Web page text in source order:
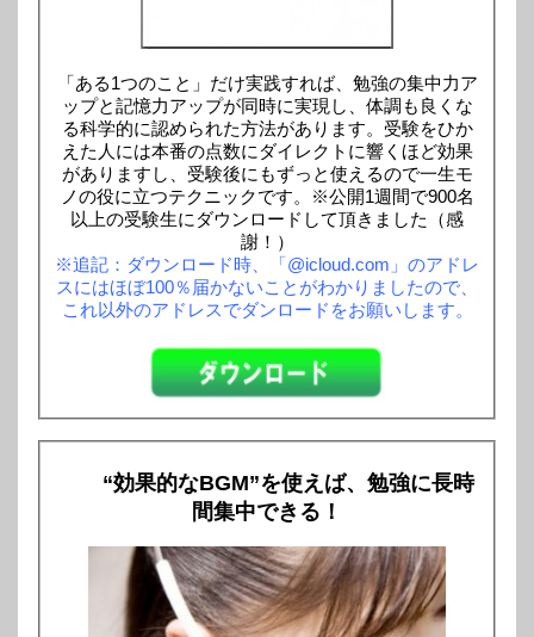
「ある1つのこと」だけ実践すれば、勉強の集中力ア
ップと記憶力アップが同時に実現し、体調も良くな
る科学的に認められた方法があります。受験をひか
えた人には本番の点数にダイレクトに響くほど効果
がありますし、受験後にもずっと使えるので一生モ
ノの役に立つテクニックです。※公開1週間で900名
以上の受験生にダウンロードして頂きました（感
謝！）
※追記：ダウンロード時、「@icloud.com」のアドレ
スにはほぼ100％届かないことがわかりましたので、
これ以外のアドレスでダンロードをお願いします。
“効果的なBGM”を使えば、勉強に長時
間集中できる！